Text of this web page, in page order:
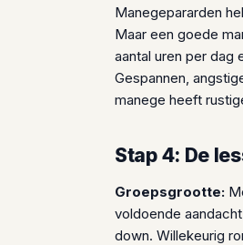
Manegepararden
Maar een goede
aantal uren per dag
Gespannen,
manege heeft
Stap 4: De
Groepsgrootte:
voldoende
down. Willekeurig